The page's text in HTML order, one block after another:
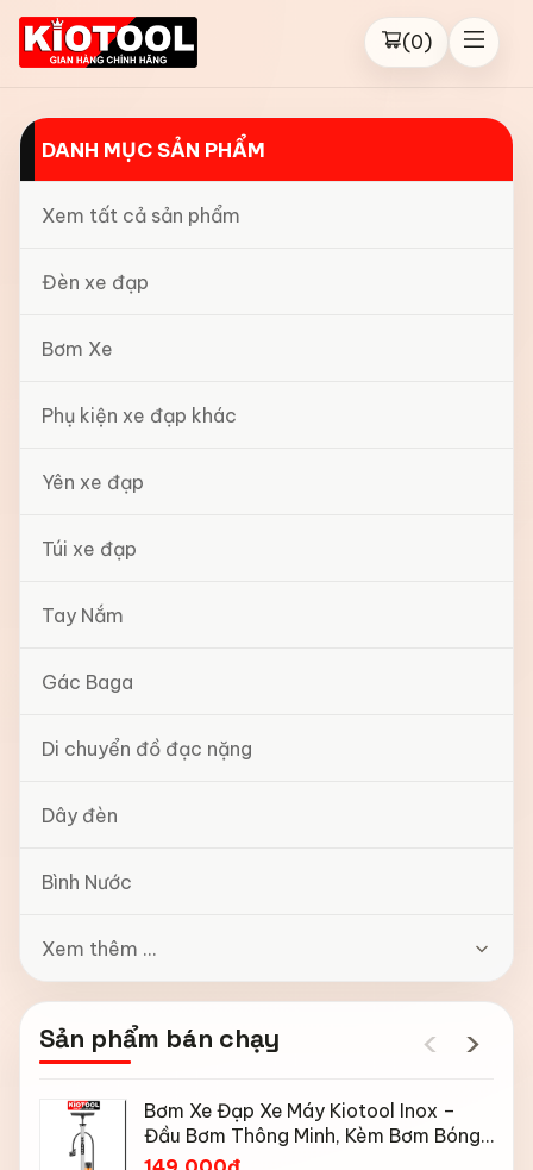
(0)
DANH MỤC SẢN PHẨM
Xem tất cả sản phẩm
Đèn xe đạp
Bơm Xe
Phụ kiện xe đạp khác
Yên xe đạp
Túi xe đạp
Tay Nắm
Gác Baga
Di chuyển đồ đạc nặng
Dây đèn
Bình Nước
Xem thêm ...
Sản phẩm bán chạy ‹ ›
Bơm Xe Đạp Xe Máy Kiotool Inox –
Đầu Bơm Thông Minh, Kèm Bơm Bóng,
Đồng Hồ 160 PSI